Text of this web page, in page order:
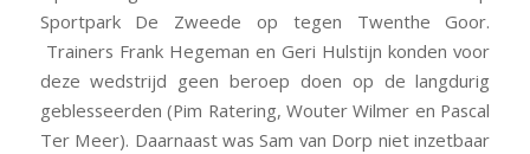
Sportpark De Zweede op tegen Twenthe Goor.
Trainers Frank Hegeman en Geri Hulstijn konden voor
deze wedstrijd geen beroep doen op de langdurig
geblesseerden (Pim Ratering, Wouter Wilmer en Pascal
Ter Meer). Daarnaast was Sam van Dorp niet inzetbaar